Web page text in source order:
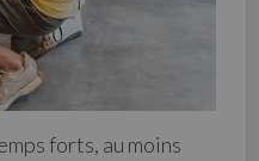
forts, au moins